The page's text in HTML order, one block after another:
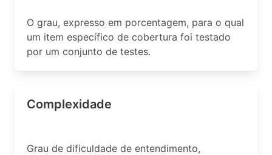
O grau, expresso em porcentagem, para o qual
um item específico de cobertura foi testado
por um conjunto de testes.
Complexidade
Grau de dificuldade de entendimento,